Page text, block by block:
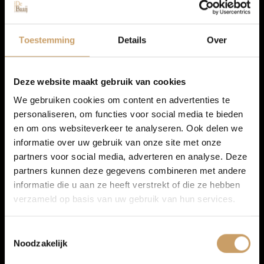
Toestemming Details Over
Deze website maakt gebruik van cookies
We gebruiken cookies om content en advertenties te
personaliseren, om functies voor social media te bieden
en om ons websiteverkeer te analyseren. Ook delen we
informatie over uw gebruik van onze site met onze
partners voor social media, adverteren en analyse. Deze
partners kunnen deze gegevens combineren met andere
informatie die u aan ze heeft verstrekt of die ze hebben
verzameld op basis van uw gebruik van hun services.
Noodzakelijk
Peugeot 308
2022
Benzine
78.400 km
Handgeschakeld
€ 16.450
Autolease
Financiering
Autoverzekeringen
Verkoop
Auto onderhoud
Over Autobedrijf De Baaij